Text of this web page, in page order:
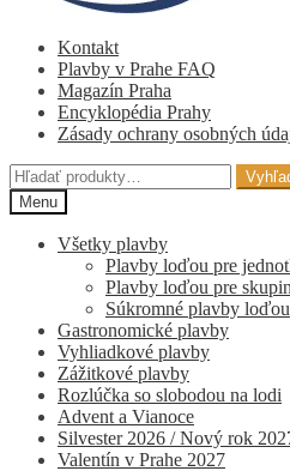
Kontakt
Plavby v Prahe FAQ
Magazín Praha
Encyklopédia Prahy
Zásady ochrany osobných
Hľadať:
Menu
Všetky plavby
Plavby loďou pre
Plavby loďou pre
Súkromné ​​plavby loďou
Gastronomické plavby
Vyhliadkové plavby
Zážitkové plavby
Rozlúčka so slobodou na lodi
Advent a Vianoce
Silvester 2026 / Nový rok
Valentín v Prahe 2027